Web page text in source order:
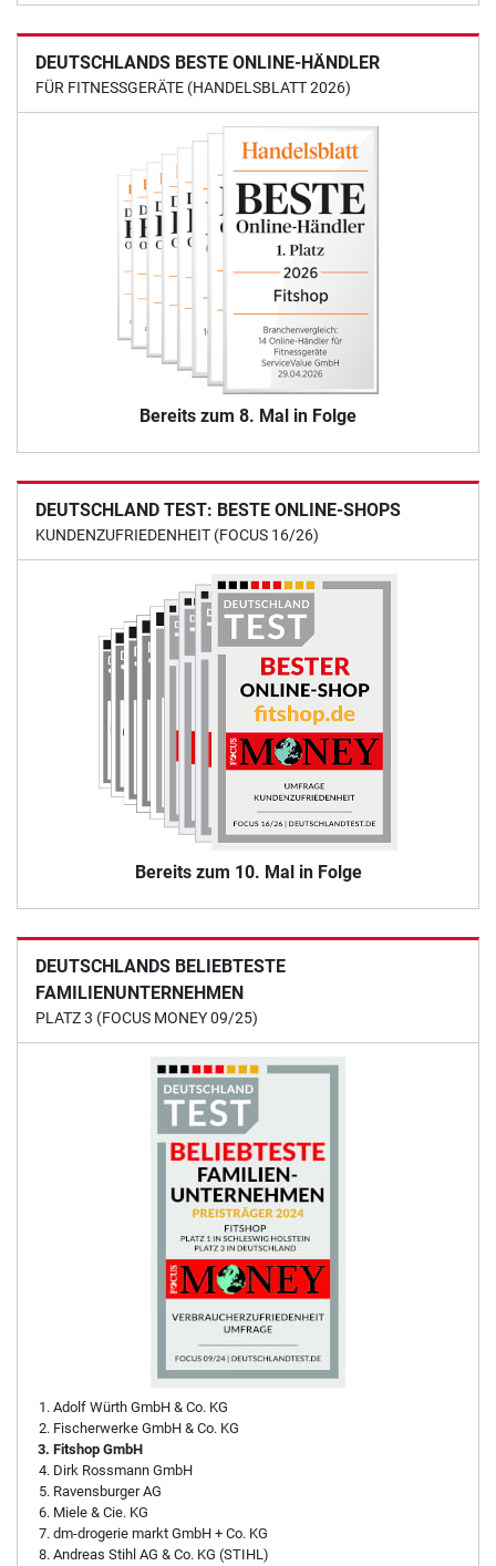
DEUTSCHLANDS BESTE ONLINE-HÄNDLER
FÜR FITNESSGERÄTE (HANDELSBLATT 2026)
Bereits zum 8. Mal in Folge
DEUTSCHLAND TEST: BESTE ONLINE-SHOPS
KUNDENZUFRIEDENHEIT (FOCUS 16/26)
Bereits zum 10. Mal in Folge
DEUTSCHLANDS BELIEBTESTE
FAMILIENUNTERNEHMEN
PLATZ 3 (FOCUS MONEY 09/25)
Adolf Würth GmbH & Co. KG
Fischerwerke GmbH & Co. KG
Fitshop GmbH
Dirk Rossmann GmbH
Ravensburger AG
Miele & Cie. KG
dm-drogerie markt GmbH + Co. KG
Andreas Stihl AG & Co. KG (STIHL)